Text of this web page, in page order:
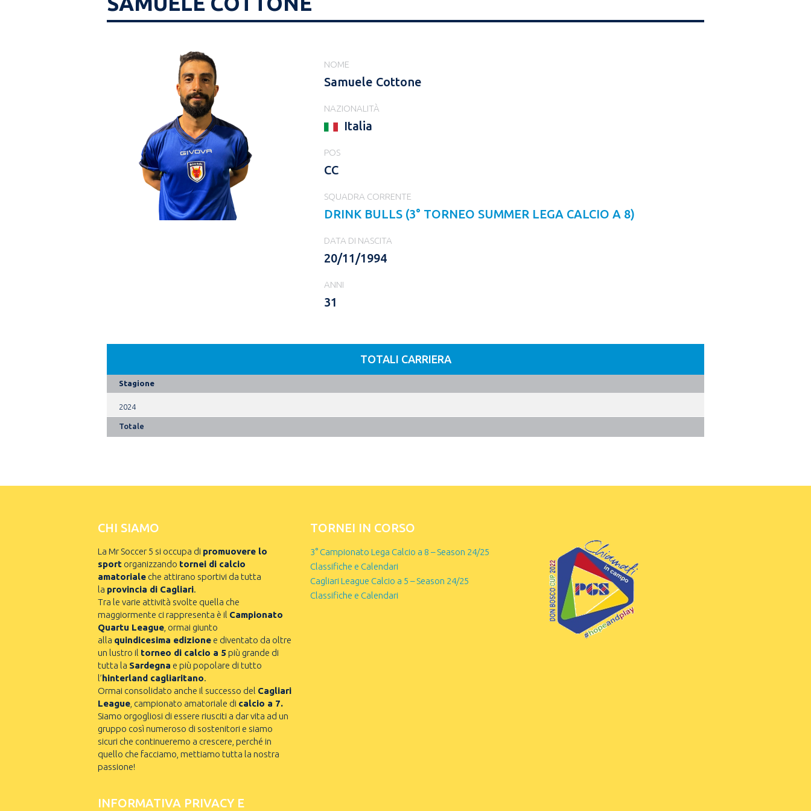
NOME
Samuele Cottone
NAZIONALITÀ
Italia
POS
CC
SQUADRA CORRENTE
DRINK BULLS (3° TORNEO SUMMER LEGA CALCIO A 8)
DATA DI NASCITA
20/11/1994
ANNI
31
TOTALI CARRIERA
Stagione
2024
Totale
CHI SIAMO
La Mr Soccer 5 si occupa di promuovere lo
sport organizzando tornei di calcio
amatoriale che attirano sportivi da tutta
la provincia di Cagliari.
Tra le varie attività svolte quella che
maggiormente ci rappresenta è il Campionato
Quartu League , ormai giunto
alla quindicesima edizione e diventato da oltre
un lustro il torneo di calcio a 5 più grande di
tutta la Sardegna e più popolare di tutto
l’hinterland cagliaritano.
Ormai consolidato anche il successo del Cagliari
League , campionato amatoriale di calcio a 7.
Siamo orgogliosi di essere riusciti a dar vita ad un
gruppo così numeroso di sostenitori e siamo
sicuri che continueremo a crescere, perché in
quello che facciamo, mettiamo tutta la nostra
passione!
INFORMATIVA PRIVACY E
TORNEI IN CORSO
3° Campionato Lega Calcio a 8 – Season 24/25
Classifiche e Calendari
Cagliari League Calcio a 5 – Season 24/25
Classifiche e Calendari